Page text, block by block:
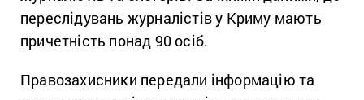
переслідувань журналістів у Криму мають
причетність понад 90 осіб.
Правозахисники передали інформацію та